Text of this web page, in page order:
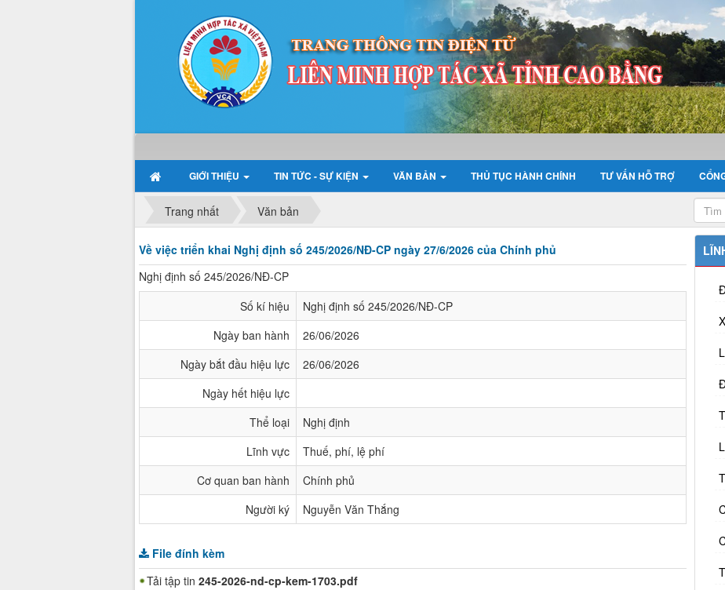
GIỚI THIỆU TIN TỨC - SỰ KIỆN VĂN BẢN THỦ TỤC HÀNH CHÍNH TƯ VẤN HỖ TRỢ
Trang nhất Văn bản
Về việc triển khai Nghị định số 245/2026/NĐ-CP ngày 27/6/2026 của Chính phủ
Nghị định số 245/2026/NĐ-CP
Số kí hiệu
Nghị định số 245/2026/NĐ-CP
Ngày ban hành
26/06/2026
Ngày bắt đầu hiệu lực
26/06/2026
Ngày hết hiệu lực
Thể loại
Nghị định
Lĩnh vực
Thuế, phí, lệ phí
Cơ quan ban hành
Chính phủ
Người ký
Nguyễn Văn Thắng
File đính kèm
Tải tập tin 245-2026-nd-cp-kem-1703.pdf